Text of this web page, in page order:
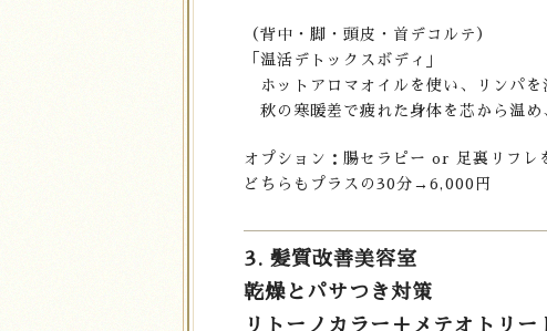
（背中・脚・頭皮・首デコルテ）
「温活デトックスボディ」
ホットアロマオイルを使い、リンパを
秋の寒暖差で疲れた身体を芯から温め
オプション：腸セラピー or 足裏リフ
どちらもプラスの30分→6,000円
3. 髪質改善美容室
乾燥とパサつき対策
リトーノカラー＋メテオトリ